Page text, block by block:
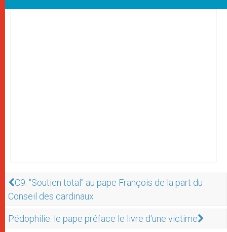
C9: "Soutien total" au pape François de la part du
Conseil des cardinaux
Pédophilie: le pape préface le livre d'une victime